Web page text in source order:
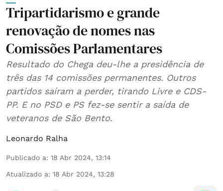
Tripartidarismo e grande
renovação de nomes nas
Comissões Parlamentares
Resultado do Chega deu-lhe a presidência de
três das 14 comissões permanentes. Outros
partidos saíram a perder, tirando Livre e CDS-
PP. E no PSD e PS fez-se sentir a saída de
veteranos de São Bento.
Leonardo Ralha
Publicado a: 18 Abr 2024, 13:14
Atualizado a: 18 Abr 2024, 13:28